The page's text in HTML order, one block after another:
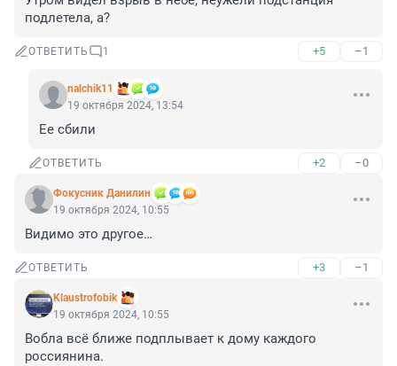
подлетела, а?
ОТВЕТИТЬ 1 +5 –1
nalchik11
19 октября 2024, 13:54
Ее сбили
ОТВЕТИТЬ +2 –0
Фокусник Данилин
19 октября 2024, 10:55
Видимо это другое…
ОТВЕТИТЬ +3 –1
Klaustrofobik
19 октября 2024, 10:55
Вобла всё ближе подплывает к дому каждого
россиянина.